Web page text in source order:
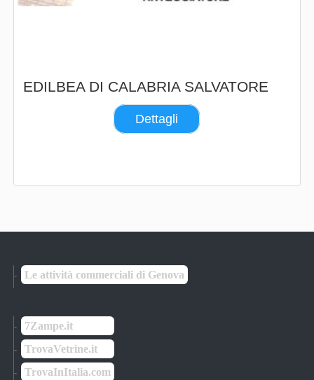
EDILBEA DI CALABRIA SALVATORE
Dettagli
Le attività commerciali di Genova
7Zampe.it
TrovaVetrine.it
TrovaInItalia.com